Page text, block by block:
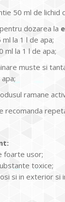
50 ml de lichid
dozarea la
la 1 l de apa;
ml la 1 l de apa;
muste si
ramane
recomanda
foarte usor;
toxice;
si in exterior si